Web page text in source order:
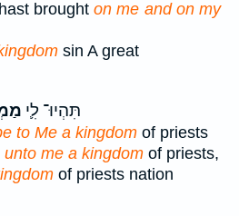
broughton me and on my
sin A great
תִּהְיוּ־ לִ֛י
to Me a kingdom of priests
me a kingdom of priests,
of priests nation